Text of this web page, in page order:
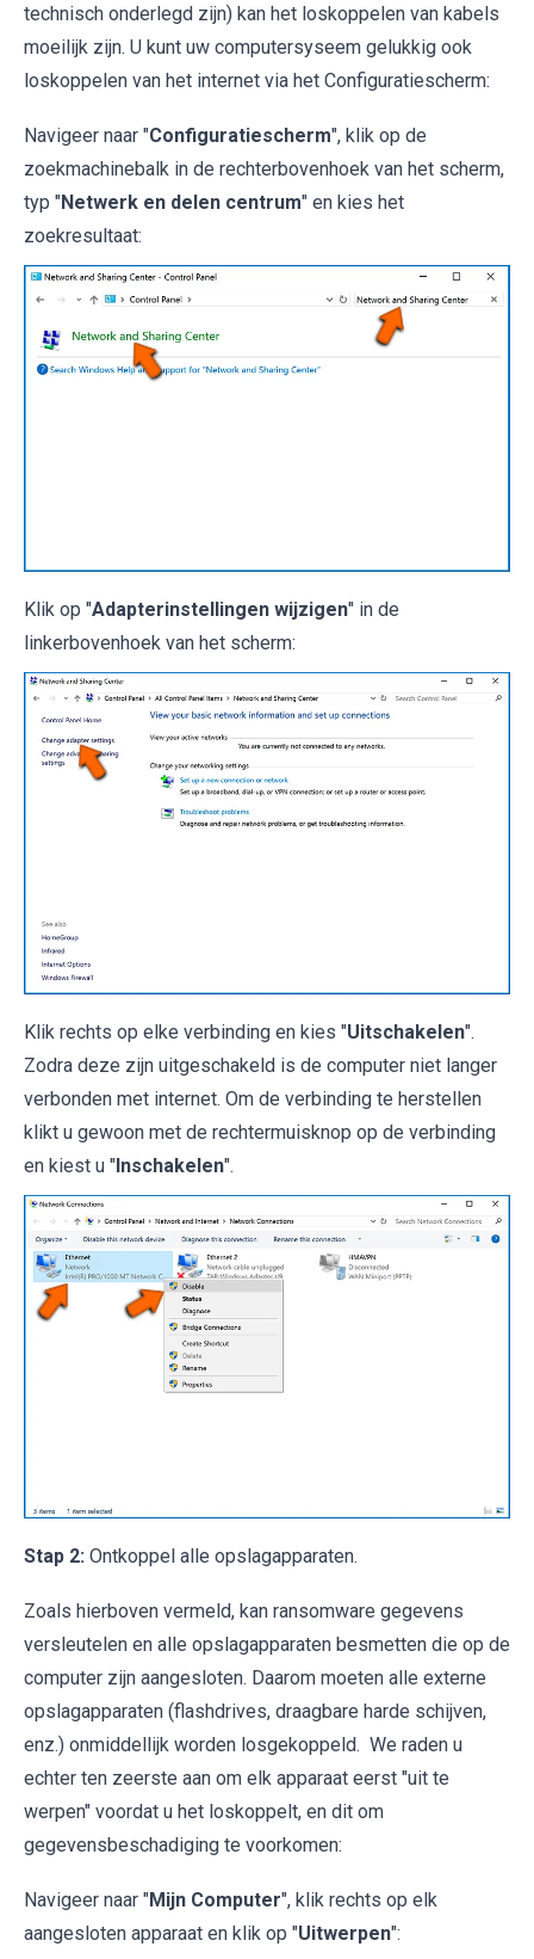
technisch onderlegd zijn) kan het loskoppelen van kabels
moeilijk zijn. U kunt uw computersyseem gelukkig ook
loskoppelen van het internet via het Configuratiescherm:
Navigeer naar "Configuratiescherm", klik op de
zoekmachinebalk in de rechterbovenhoek van het scherm,
typ "Netwerk en delen centrum" en kies het
zoekresultaat:
Klik op "Adapterinstellingen wijzigen" in de
linkerbovenhoek van het scherm:
Klik rechts op elke verbinding en kies "Uitschakelen".
Zodra deze zijn uitgeschakeld is de computer niet langer
verbonden met internet. Om de verbinding te herstellen
klikt u gewoon met de rechtermuisknop op de verbinding
en kiest u " Inschakelen".
Stap 2: Ontkoppel alle opslagapparaten.
Zoals hierboven vermeld, kan ransomware gegevens
versleutelen en alle opslagapparaten besmetten die op de
computer zijn aangesloten. Daarom moeten alle externe
opslagapparaten (flashdrives, draagbare harde schijven,
enz.) onmiddellijk worden losgekoppeld. We raden u
echter ten zeerste aan om elk apparaat eerst "uit te
werpen" voordat u het loskoppelt, en dit om
gegevensbeschadiging te voorkomen:
Navigeer naar "Mijn Computer", klik rechts op elk
aangesloten apparaat en klik op "Uitwerpen":